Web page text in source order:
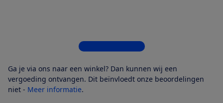
Bekijk alle 4 winkels
Ga je via ons naar een winkel? Dan kunnen wij een
vergoeding ontvangen. Dit beïnvloedt onze beoordelingen
niet - Meer informatie.